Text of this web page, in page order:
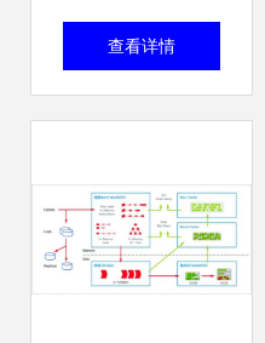
5G全连接工厂，重
新范式
查看详情